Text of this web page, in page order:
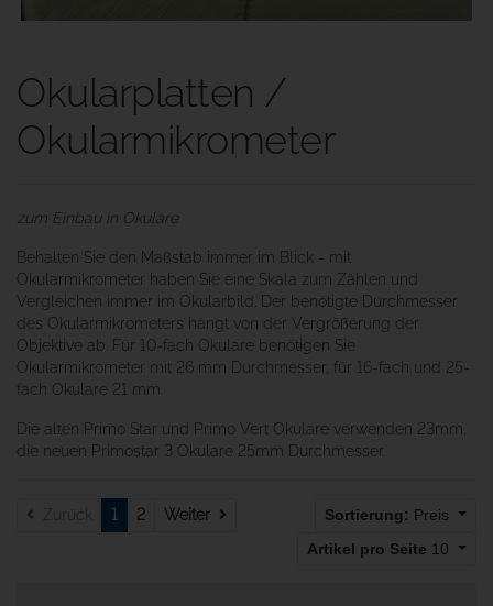
Okularplatten /
Okularmikrometer
zum Einbau in Okulare
Behalten Sie den Maßstab immer im Blick - mit
Okularmikrometer haben Sie eine Skala zum Zählen und
Vergleichen immer im Okularbild. Der benötigte Durchmesser
des Okularmikrometers hängt von der Vergrößerung der
Objektive ab. Für 10-fach Okulare benötigen Sie
Okularmikrometer mit 26 mm Durchmesser, für 16-fach und 25-
fach Okulare 21 mm
Die alten Primo Star und Primo Vert Okulare verwenden 23mm,
die neuen Primostar 3 Okulare 25mm Durchmesser.
Zurück 1 2 Weiter Sortierung: Preis
Artikel pro Seite 10